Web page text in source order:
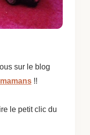
sur le blog
!!
le petit clic du